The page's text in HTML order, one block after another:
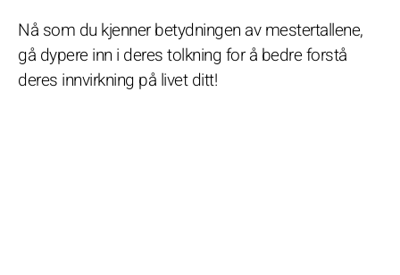
Nå som du kjenner betydningen av mestertallene,
gå dypere inn i deres tolkning for å bedre forstå
deres innvirkning på livet ditt!